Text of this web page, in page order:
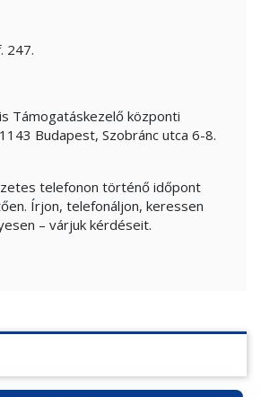
247.
Támogatáskezelő központi
Budapest, Szobránc utca 6-8.
telefonon történő időpont
Írjon, telefonáljon, keressen
– várjuk kérdéseit.